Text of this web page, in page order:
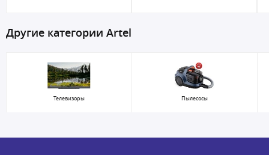
Другие категории Artel
Телевизоры Пылесосы